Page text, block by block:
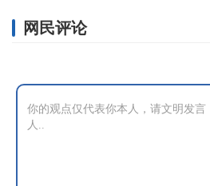
网民评论